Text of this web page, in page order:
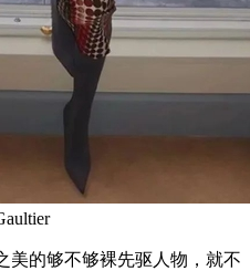
的够不够裸先驱人物，就不